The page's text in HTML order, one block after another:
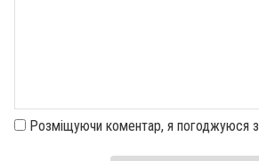
Розміщуючи коментар, я погоджуюся з